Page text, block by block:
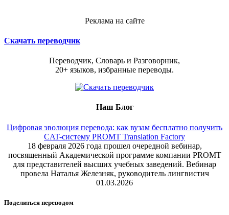
Реклама на сайте
Скачать переводчик
Переводчик, Словарь и Разговорник,
20+ языков, избранные переводы.
Наш Блог
Цифровая эволюция перевода: как вузам бесплатно получить
CAT-систему PROMT Translation Factory
18 февраля 2026 года прошел очередной вебинар,
посвященный Академической программе компании PROMT
для представителей высших учебных заведений. Вебинар
провела Наталья Железняк, руководитель лингвистич
01.03.2026
Поделиться переводом